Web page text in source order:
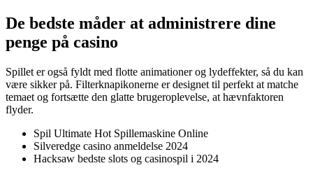
De bedste måder at administrere dine
penge på casino
Spillet er også fyldt med flotte animationer og lydeffekter, så du kan
være sikker på. Filterknapikonerne er designet til perfekt at matche
temaet og fortsætte den glatte brugeroplevelse, at hævnfaktoren
flyder.
Spil Ultimate Hot Spillemaskine Online
Silveredge casino anmeldelse 2024
Hacksaw bedste slots og casinospil i 2024